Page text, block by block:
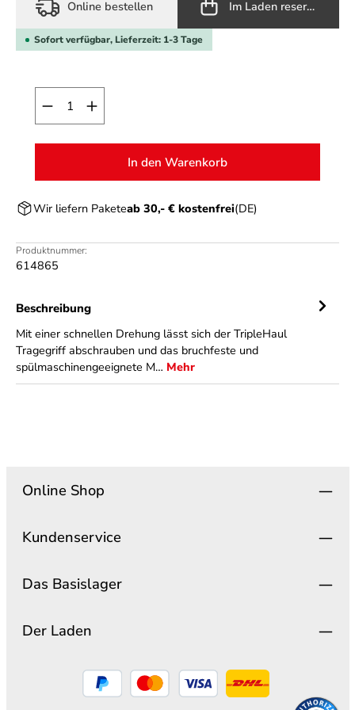
Online bestellen Im Laden reservieren
Sofort verfügbar, Lieferzeit: 1-3 Tage
Produkt Anzahl: Gib den gewünschten Wert
In den Warenkorb
Wir liefern Paketeab 30,- € kostenfrei(DE)
Produktnummer:
614865
Beschreibung
Mit einer schnellen Drehung lässt sich der TripleHaul
Tragegriff abschrauben und das bruchfeste und
spülmaschinengeeignete M… Mehr
Online Shop
Kundenservice
Das Basislager
Der Laden